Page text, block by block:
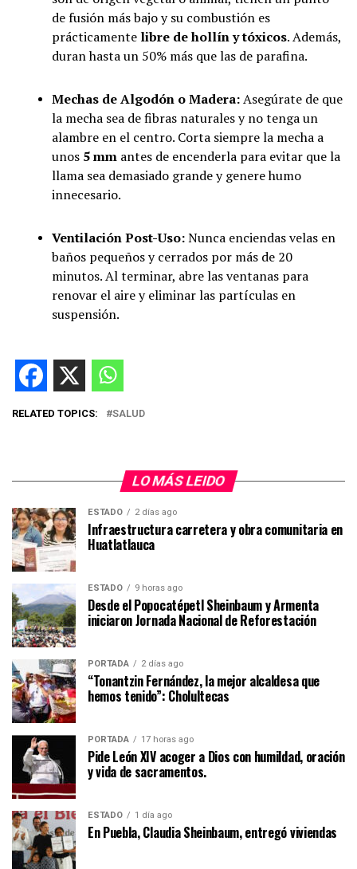
de fusión más bajo y su combustión es
prácticamente libre de hollín y tóxicos. Además,
duran hasta un 50% más que las de parafina.
Mechas de Algodón o Madera:Asegúrate de que
la mecha sea de fibras naturales y no tenga un
alambre en el centro. Corta siempre la mecha a
unos 5 mm antes de encenderla para evitar que la
llama sea demasiado grande y genere humo
innecesario.
Ventilación Post-Uso:Nunca enciendas velas en
baños pequeños y cerrados por más de 20
minutos. Al terminar, abre las ventanas para
renovar el aire y eliminar las partículas en
suspensión.
RELATED TOPICS: SALUD
LO MÁS LEIDO
ESTADO 2 días ago
Infraestructura carretera y obra comunitaria en
Huatlatlauca
ESTADO 9 horas ago
Desde el Popocatépetl Sheinbaum y Armenta
iniciaron Jornada Nacional de Reforestación
PORTADA 2 días ago
“Tonantzin Fernández, la mejor alcaldesa que
hemos tenido”: Cholultecas
PORTADA 17 horas ago
Pide León XIV acoger a Dios con humildad, oración
y vida de sacramentos.
ESTADO 1 día ago
En Puebla, Claudia Sheinbaum, entregó viviendas